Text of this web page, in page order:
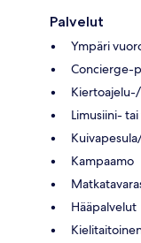
Palvelut
Ympäri
Concierge-
Limusiini-
Kampaamo
Hääpalvelut